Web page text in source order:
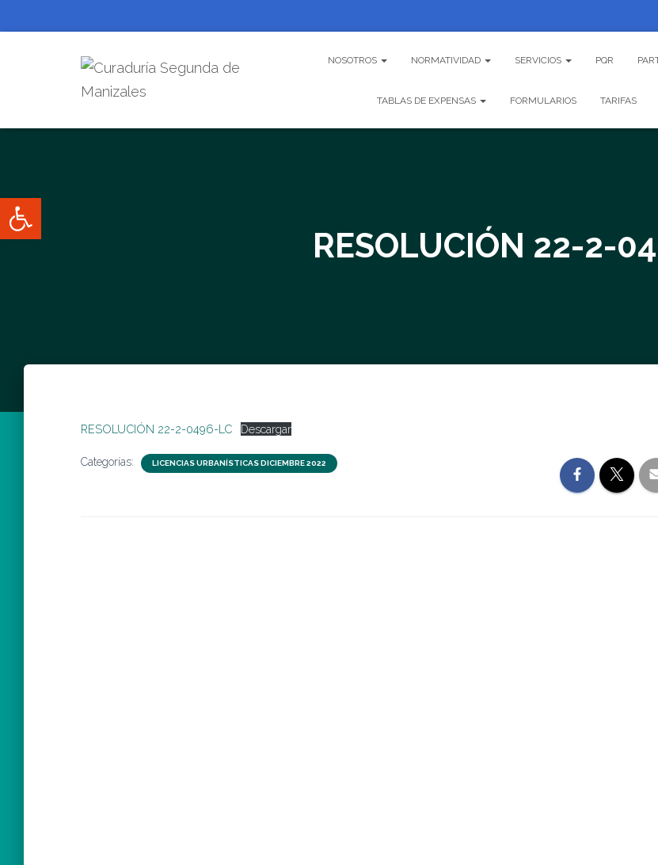
Abrir barra de herramientas
NOSOTROS NORMATIVIDAD SERVICIOS PQR
TABLAS DE EXPENSAS FORMULARIOS TARIFAS
RESOLUCIÓN 22-2-
RESOLUCIÓN 22-2-0496-LC Descargar
Categorías: LICENCIAS URBANÍSTICAS DICIEMBRE 2022